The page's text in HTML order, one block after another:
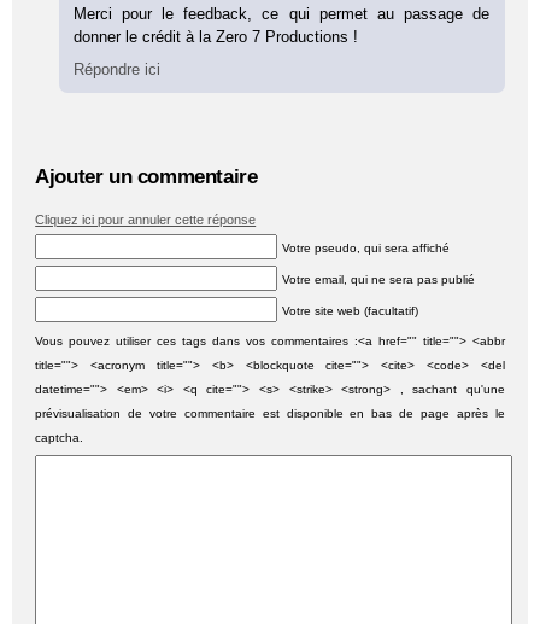
Merci pour le feedback, ce qui permet au passage de
donner le crédit à la Zero 7 Productions !
Répondre ici
Ajouter un commentaire
Cliquez ici pour annuler cette réponse
Votre pseudo, qui sera affiché
Votre email, qui ne sera pas publié
Votre site web (facultatif)
Vous pouvez utiliser ces tags dans vos commentaires :<a href="" title=""> <abbr
title=""> <acronym title=""> <b> <blockquote cite=""> <cite> <code> <del
datetime=""> <em> <i> <q cite=""> <s> <strike> <strong> , sachant qu'une
prévisualisation de votre commentaire est disponible en bas de page après le
captcha.